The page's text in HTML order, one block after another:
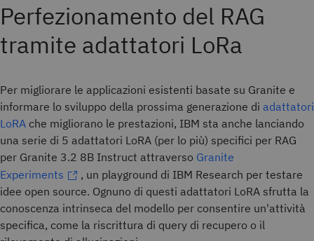
Perfezionamento del RAG
tramite adattatori LoRa
Per migliorare le applicazioni esistenti basate su Granite e
informare lo sviluppo della prossima generazione di adattatori
LoRA che migliorano le prestazioni, IBM sta anche lanciando
una serie di 5 adattatori LoRA (per lo più) specifici per RAG
per Granite 3.2 8B Instruct attraverso Granite
Experiments
, un playground di IBM Research per testare
idee open source. Ognuno di questi adattatori LoRA sfrutta la
conoscenza intrinseca del modello per consentire un'attività
specifica, come la riscrittura di query di recupero o il